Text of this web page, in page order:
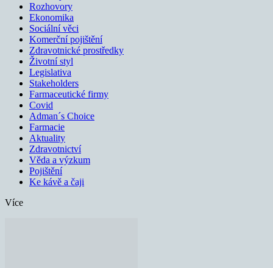
Rozhovory
Ekonomika
Sociální věci
Komerční pojištění
Zdravotnické prostředky
Životní styl
Legislativa
Stakeholders
Farmaceutické firmy
Covid
Adman´s Choice
Farmacie
Aktuality
Zdravotnictví
Věda a výzkum
Pojištění
Ke kávě a čaji
Více